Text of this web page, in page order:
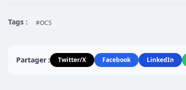
Tags : #OCS
Partager : Twitter/X Facebook LinkedIn